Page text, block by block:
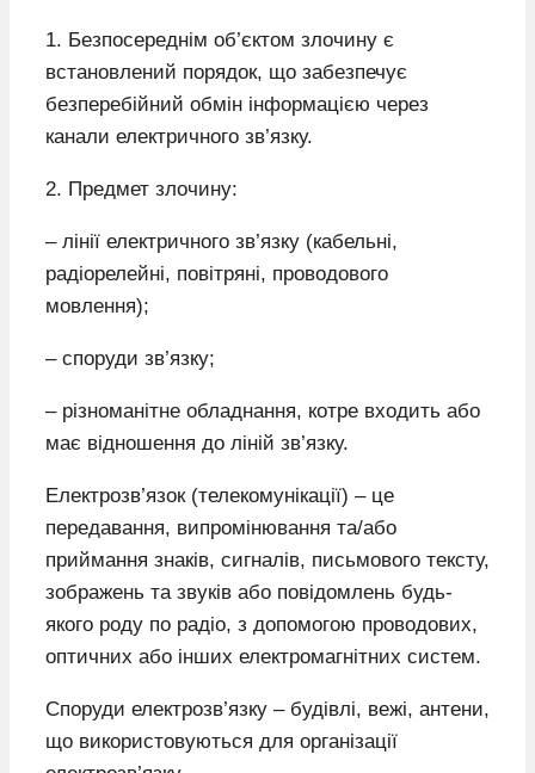
1. Безпосереднім об’єктом злочину є
встановлений порядок, що забезпечує
безперебійний обмін інформацією через
канали електричного зв’язку.
2. Предмет злочину:
– лінії електричного зв’язку (кабельні,
радіорелейні, повітряні, проводового
мовлення);
– споруди зв’язку;
– різноманітне обладнання, котре входить або
має відношення до ліній зв’язку.
Електрозв’язок (телекомунікації) – це
передавання, випромінювання та/або
приймання знаків, сигналів, письмового тексту,
зображень та звуків або повідомлень будь-
якого роду по радіо, з допомогою проводових,
оптичних або інших електромагнітних систем.
Споруди електрозв’язку – будівлі, вежі, антени,
що використовуються для організації